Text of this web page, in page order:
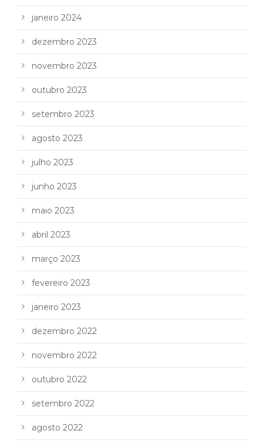
janeiro 2024
dezembro 2023
novembro 2023
outubro 2023
setembro 2023
agosto 2023
julho 2023
junho 2023
maio 2023
abril 2023
março 2023
fevereiro 2023
janeiro 2023
dezembro 2022
novembro 2022
outubro 2022
setembro 2022
agosto 2022